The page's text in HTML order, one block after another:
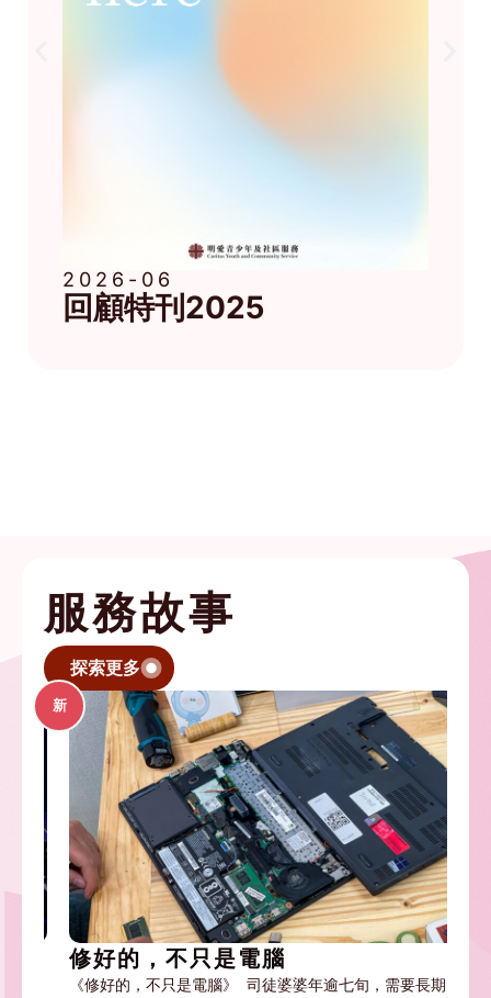
2026-06
回顧特刊2025
服務故事
探索更多
修好的，不只是電腦
《修好的，不只是電腦》 司徒婆婆年逾七旬，需要長期照
新